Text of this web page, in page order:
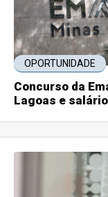
OPORTUNIDADE
Concurso da
Lagoas e